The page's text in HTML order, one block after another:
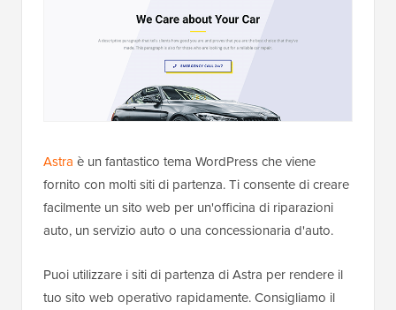
Astra è un fantastico tema WordPress che viene
fornito con molti siti di partenza. Ti consente di creare
facilmente un sito web per un'officina di riparazioni
auto, un servizio auto o una concessionaria d'auto.
Puoi utilizzare i siti di partenza di Astra per rendere il
tuo sito web operativo rapidamente. Consigliamo il